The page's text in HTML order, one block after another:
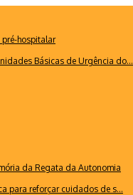
hospitalar
Básicas de Urgência do...
da Regata da Autonomia
para reforçar cuidados de s...